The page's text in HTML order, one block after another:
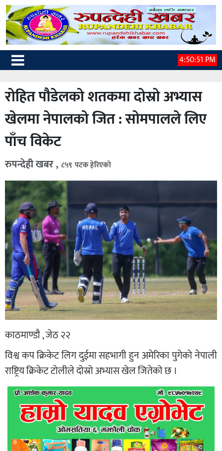
4:50:52 PM
रोहित पौडेलको शतकमा दोस्रो अभ्यास
खेलमा नेपालको जित : सोमपालले लिए
पाँच विकेट
रुपन्देही खबर , ८५९ पटक हेरिएको
काठमाण्डाै , जेठ २२
विश्व कप क्रिकेट लिग दुईमा सहभागी हुन अमेरिका पुगेको नेपाली
राष्ट्रिय क्रिकेट टोलीले दोस्रो अभ्यास खेल जितेको छ ।